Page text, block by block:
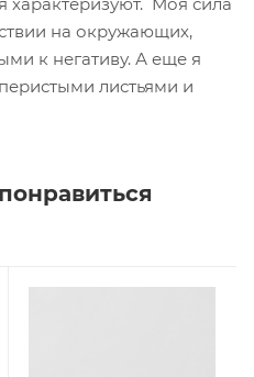
на окружающих,
к негативу. А еще я
листьями и